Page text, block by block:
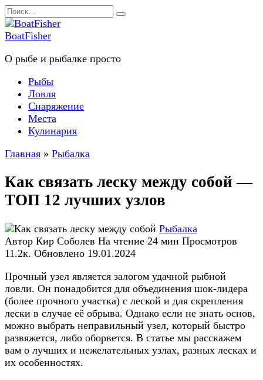
Перейти
к
содержанию
Search
for:
BoatFisher
О рыбе и рыбалке просто
Рыбы
Ловля
Снаряжение
Места
Кулинария
Главная » Рыбалка
Как связать леску между собой —
ТОП 12 лучших узлов
Рыбалка
Автор Кир Соболев На чтение 24 мин Просмотров
11.2к. Обновлено 19.01.2024
Прочный узел является залогом удачной рыбной
ловли. Он понадобится для объединения шок-лидера
(более прочного участка) с леской и для скрепления
лески в случае её обрыва. Однако если не знать основ,
можно выбрать неправильный узел, который быстро
развяжется, либо оборвется. В статье мы расскажем
вам о лучших и нежелательных узлах, разных лесках и
их особенностях.